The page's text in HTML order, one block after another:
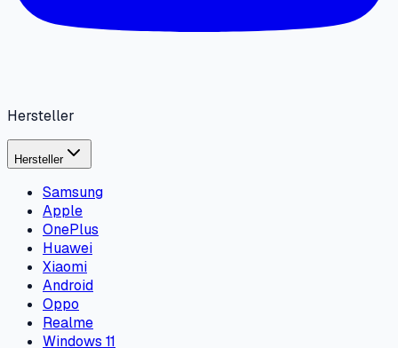
Hersteller
Hersteller
Samsung
Apple
OnePlus
Huawei
Xiaomi
Android
Oppo
Realme
Windows 11